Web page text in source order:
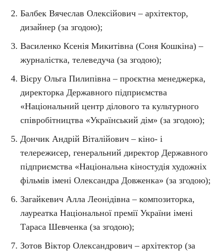
Балбек Вячеслав Олексійович – архітектор,
дизайнер (за згодою);
Василенко Ксенія Микитівна (Соня Кошкіна) –
журналістка, телеведуча (за згодою);
Вієру Ольга Пилипівна – проєктна менеджерка,
директорка Державного підприємства
«Національний центр ділового та культурного
співробітництва «Український дім» (за згодою);
Дончик Андрій Віталійович – кіно- і
телережисер, генеральний директор Державного
підприємства «Національна кіностудія художніх
фільмів імені Олександра Довженка» (за згодою);
Загайкевич Алла Леонідівна – композиторка,
лауреатка Національної премії України імені
Тараса Шевченка (за згодою);
Зотов Віктор Олександрович – архітектор (за